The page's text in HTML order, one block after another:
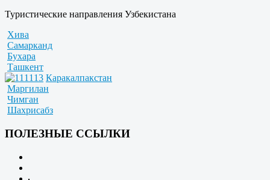
Туристические направления Узбекистана
Хива
Самарканд
Бухара
Ташкент
Каракалпакстан
Маргилан
Чимган
Шахрисабз
ПОЛЕЗНЫЕ ССЫЛКИ